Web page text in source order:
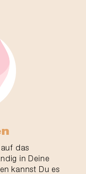
das
in Deine
kannst Du es